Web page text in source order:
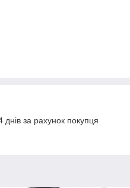
за рахунок покупця